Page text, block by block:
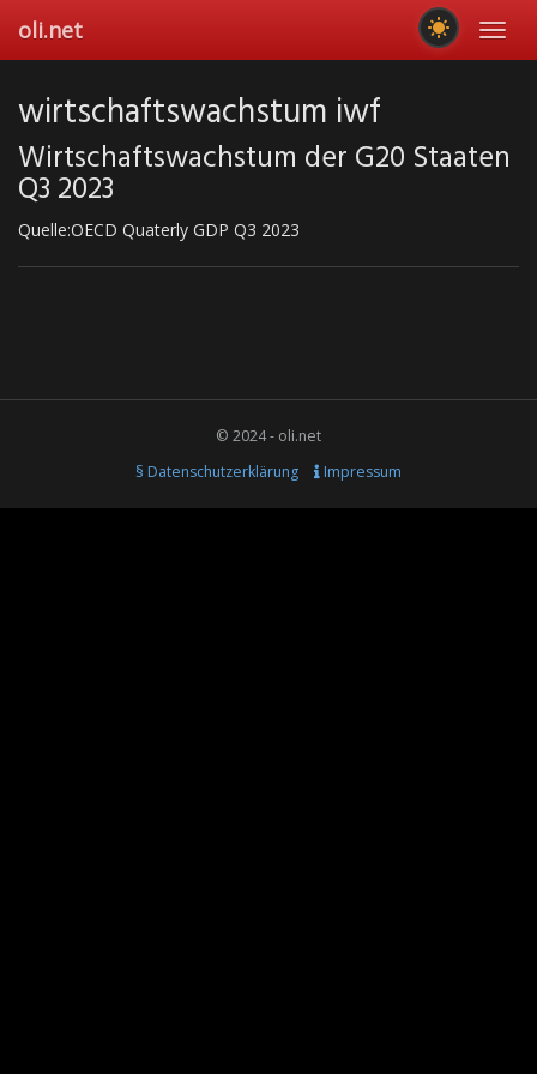
main
oli.net
wirtschaftswachstum iwf
Wirtschaftswachstum der G20 Staaten
Q3 2023
Quelle:OECD Quaterly GDP Q3 2023
© 2024 - oli.net
§ Datenschutzerklärung
Impressum